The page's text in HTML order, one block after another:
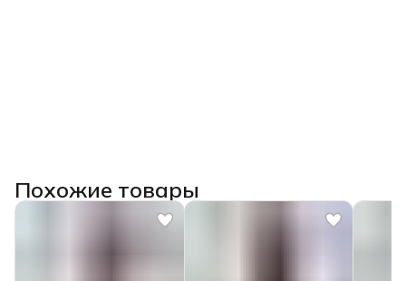
Похожие товары